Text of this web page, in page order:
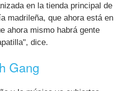
en la tienda principal de
madrileña, que ahora está en
ahora mismo habrá gente
dice.
Gang